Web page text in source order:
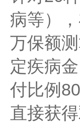
病等）
万保额
定疾病
付比例
直接获